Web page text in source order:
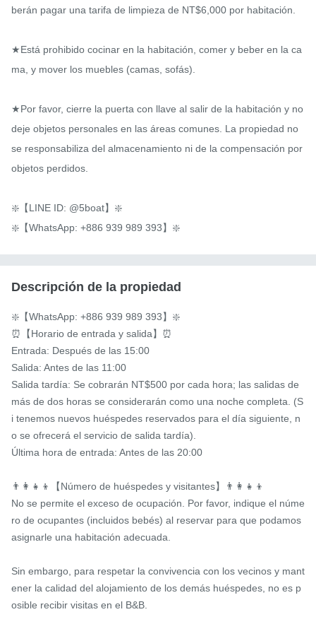
berán pagar una tarifa de limpieza de NT$6,000 por habitación.
★Está prohibido cocinar en la habitación, comer y beber en la ca
ma, y ​​mover los muebles (camas, sofás).
★Por favor, cierre la puerta con llave al salir de la habitación y no
deje objetos personales en las áreas comunes. La propiedad no
se responsabiliza del almacenamiento ni de la compensación por
objetos perdidos.
❇️【LINE ID: @5boat】❇️
❇️【WhatsApp: +886 939 989 393】❇️
Descripción de la propiedad
❇️【WhatsApp: +886 939 989 393】❇️
⏰【Horario de entrada y salida】⏰
Entrada: Después de las 15:00
Salida: Antes de las 11:00
Salida tardía: Se cobrarán NT$500 por cada hora; las salidas de
más de dos horas se considerarán como una noche completa. (S
i tenemos nuevos huéspedes reservados para el día siguiente, n
o se ofrecerá el servicio de salida tardía).
Última hora de entrada: Antes de las 20:00
👨‍👩‍👧‍👦【Número de huéspedes y visitantes】👨‍👩‍👧‍👦
No se permite el exceso de ocupación. Por favor, indique el núme
ro de ocupantes (incluidos bebés) al reservar para que podamos
asignarle una habitación adecuada.
Sin embargo, para respetar la convivencia con los vecinos y mant
ener la calidad del alojamiento de los demás huéspedes, no es p
osible recibir visitas en el B&B.